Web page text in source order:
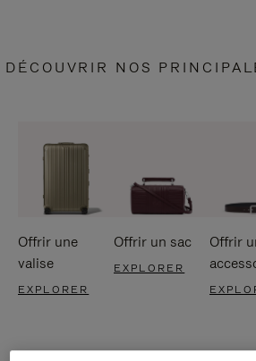
DÉCOUVRIR NOS
Offrir une
valise
EXPLORER
Offrir un sac
EXPLORER
Offrir